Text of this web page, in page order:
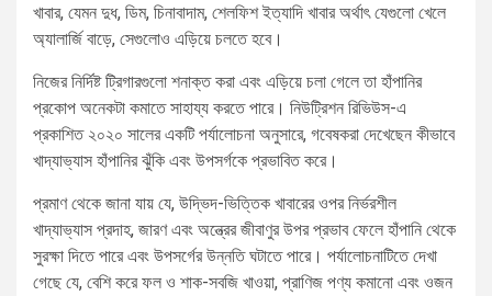
খাবার, যেমন দুধ, ডিম, চিনাবাদাম, শেলফিশ ইত্যাদি খাবার অর্থাৎ যেগুলো খেলে
অ্যালার্জি বাড়ে, সেগুলোও এড়িয়ে চলতে হবে।
নিজের নির্দিষ্ট ট্রিগারগুলো শনাক্ত করা এবং এড়িয়ে চলা গেলে তা হাঁপানির
প্রকোপ অনেকটা কমাতে সাহায্য করতে পারে। নিউট্রিশন রিভিউস-এ
প্রকাশিত ২০২০ সালের একটি পর্যালোচনা অনুসারে, গবেষকরা দেখেছেন কীভাবে
খাদ্যাভ্যাস হাঁপানির ঝুঁকি এবং উপসর্গকে প্রভাবিত করে।
প্রমাণ থেকে জানা যায় যে, উদ্ভিদ-ভিত্তিক খাবারের ওপর নির্ভরশীল
খাদ্যাভ্যাস প্রদাহ, জারণ এবং অন্ত্রের জীবাণুর উপর প্রভাব ফেলে হাঁপানি থেকে
সুরক্ষা দিতে পারে এবং উপসর্গের উন্নতি ঘটাতে পারে। পর্যালোচনাটিতে দেখা
গেছে যে, বেশি করে ফল ও শাক-সবজি খাওয়া, প্রাণিজ পণ্য কমানো এবং ওজন